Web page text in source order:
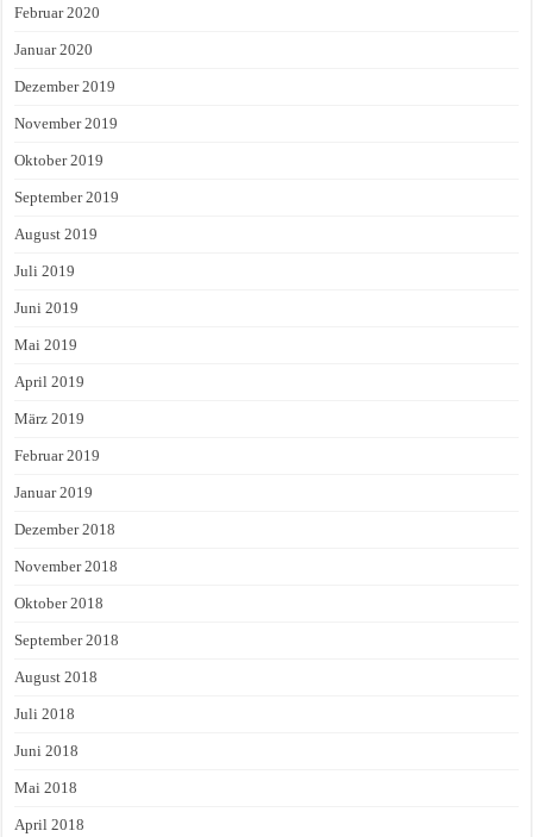
Februar 2020
Januar 2020
Dezember 2019
November 2019
Oktober 2019
September 2019
August 2019
Juli 2019
Juni 2019
Mai 2019
April 2019
März 2019
Februar 2019
Januar 2019
Dezember 2018
November 2018
Oktober 2018
September 2018
August 2018
Juli 2018
Juni 2018
Mai 2018
April 2018